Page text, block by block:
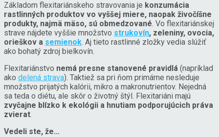
Základom flexitariánskeho stravovania je konzumácia
rastlinných produktov vo vyššej miere, naopak živočíšne
produkty, najmä mäso, sú obmedzované. Vo flexitariánskej
strave nájdete vyššie množstvo strukovín, zeleniny, ovocia,
orieškov a semienok. Aj tieto rastlinné zložky vedia slúžiť
ako bohatý zdroj bielkovín.
Flexitariánstvo nemá presne stanovené pravidlá (napríklad
ako delená strava). Taktiež sa pri ňom primárne nesleduje
množstvo prijatých kalórii, mikro a makronutrientov. Nejedná
sa teda o diétu, ale skôr o životný štýl. Flexitariáni majú
zvyčajne blízko k ekológii a hnutiam podporujúcich práva
zvierat.
Vedeli ste, že…